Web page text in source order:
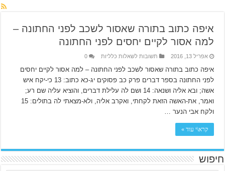
איפה כתוב בתורה שאסור לשכב לפני החתונה –
למה אסור לקיים יחסים לפני החתונה
אפריל 13, 2016 תשובות לשאלות כלליות 0
איפה כתוב בתורה שאסור לשכב לפני החתונה – למה אסור לקיים יחסים
לפני החתונה בספר דברים פרק כב פסוקים יג-כא כתוב: 13 כי-יקח איש
אשה; ובא אליה ושנאה: 14 ושם לה עלילת דברים, והוציא עליה שם רע;
ואמר, את-האשה הזאת לקחתי, ואקרב אליה, ולא-מצאתי לה בתולים: 15
ולקח אבי הנער …
קרא\י עוד »
חיפוש